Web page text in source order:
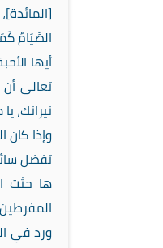
الصِّيَامُ
أيها
تعالى
نيرانك،
وإذا كان
تفضل
ها حثت
ورد في